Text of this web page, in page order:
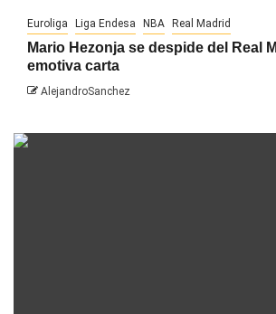
Euroliga Liga Endesa NBA Real Madrid
Mario Hezonja se despide del Real
emotiva carta
AlejandroSanchez